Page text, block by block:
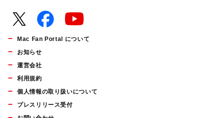
Mac Fan Portal について
お知らせ
運営会社
利用規約
個人情報の取り扱いについて
プレスリリース受付